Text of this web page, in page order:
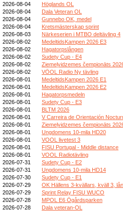
2026-08-04
Höglands OL
2026-08-04
Dala Veteran OL
2026-08-04
Gunnebo OK, medel
2026-08-04
Kretsmästerskap sprint
2026-08-03
Närkeserien i MTBO deltävling 4
2026-08-02
MedeltidsKampen 2026 E3
2026-08-02
Hagatorpslången
2026-08-02
Sudety Cup - E4
2026-08-02
Ziemeļvidzemes čempionāts
2026-08-02
VÖOL Radio Ny tävling
2026-08-01
MedeltidsKampen 2026 E1
2026-08-01
MedeltidsKampen 2026 E2
2026-08-01
Hagatorpsmedeln
2026-08-01
Sudety Cup - E3
2026-08-01
BLTM 2026
2026-08-01
V Carreira de Orientación
2026-08-01
Ziemeļvidzemes čempionāts
2026-08-01
Ungdomens 10-mila HD20
2026-08-01
VOOL livetest 3
2026-08-01
FISU Portugal - Middle distance
2026-08-01
VOOL Radiotävling
2026-07-31
Sudety Cup - E2
2026-07-31
Ungdomens 10-mila HD14
2026-07-30
Sudety Cup - E1
2026-07-29
OK Hällens 3-kvällars, kväll 3,
2026-07-29
Sprint Relay FISU WUCO
2026-07-28
MPOL E6 Ögårdsparken
2026-07-28
Dala veteran-OL